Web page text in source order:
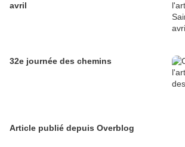
avril
32e journée des chemins
Article publié depuis Overblog